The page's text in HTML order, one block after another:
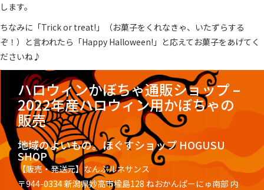
します。
ちなみに「Trick or treat!」（お菓子をくれなきゃ、いたずらする
ぞ！）と言われたら「Happy Halloween!」と応えてお菓子をあげてく
ださいね♪
ハロウィンかぼちゃ通販ショップ –
2022年産ハロウィン用かぼちゃの
販売
地域のよいもの。ほぐすショップ HOGUSU
SHOP
【販売・発送元】なんぶルネサンス
〒944-0334 新潟県妙高市楡島128 ねおかんぱーにゅ南部 内